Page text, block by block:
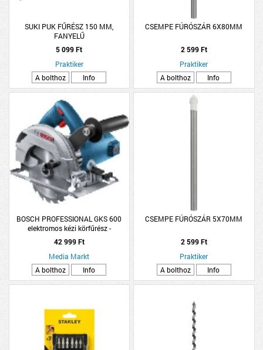
SUKI PUK FŰRÉSZ 150 MM,
FANYELŰ
5 099 Ft
Praktiker
A bolthoz
Info
CSEMPE FÚRÓSZÁR 6X80MM
2 599 Ft
Praktiker
A bolthoz
Info
BOSCH PROFESSIONAL GKS 600
elektromos kézi körfűrész -
06016A9020
42 999 Ft
Media Markt
A bolthoz
Info
CSEMPE FÚRÓSZÁR 5X70MM
2 599 Ft
Praktiker
A bolthoz
Info